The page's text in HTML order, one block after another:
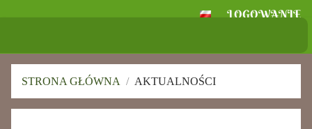
LOGOWANIE
Skołoszowie
STRONA GŁÓWNA / AKTUALNOŚCI